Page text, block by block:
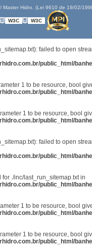
Master Hidro. (Lei 9610 de 19/02/
W3C W3C
failed to open
public_html/
1 to be resource, bool
public_html/
1 to be resource, bool
public_html/
failed to open
public_html/
for ./inc/last_run_sitemap.txt in
public_html/
1 to be resource, bool
public_html/
1 to be resource, bool
public_html/